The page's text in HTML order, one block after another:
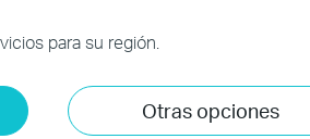
para su región.
Otras opciones
del sitio web y no pueden
tus actividades en nuestro sitio